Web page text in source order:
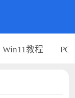
Win11教程 PC